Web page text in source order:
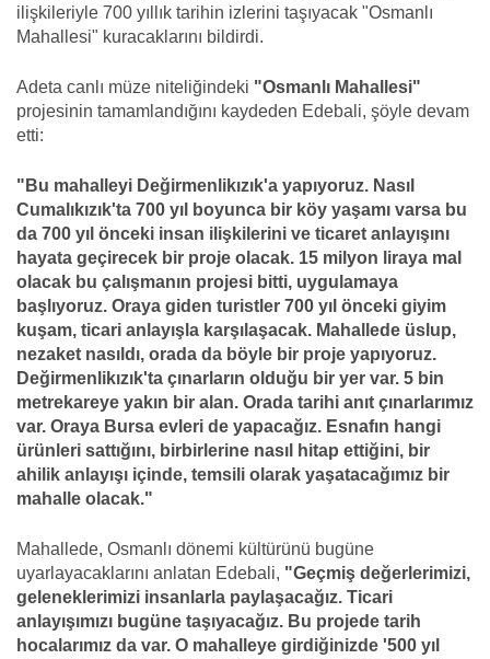
ilişkileriyle 700 yıllık tarihin izlerini taşıyacak "Osmanlı
Mahallesi" kuracaklarını bildirdi.
Adeta canlı müze niteliğindeki "Osmanlı Mahallesi"
projesinin tamamlandığını kaydeden Edebali, şöyle devam
etti:
"Bu mahalleyi Değirmenlikızık'a yapıyoruz. Nasıl
Cumalıkızık'ta 700 yıl boyunca bir köy yaşamı varsa bu
da 700 yıl önceki insan ilişkilerini ve ticaret anlayışını
hayata geçirecek bir proje olacak. 15 milyon liraya mal
olacak bu çalışmanın projesi bitti, uygulamaya
başlıyoruz. Oraya giden turistler 700 yıl önceki giyim
kuşam, ticari anlayışla karşılaşacak. Mahallede üslup,
nezaket nasıldı, orada da böyle bir proje yapıyoruz.
Değirmenlikızık'ta çınarların olduğu bir yer var. 5 bin
metrekareye yakın bir alan. Orada tarihi anıt çınarlarımız
var. Oraya Bursa evleri de yapacağız. Esnafın hangi
ürünleri sattığını, birbirlerine nasıl hitap ettiğini, bir
ahilik anlayışı içinde, temsili olarak yaşatacağımız bir
mahalle olacak."
Mahallede, Osmanlı dönemi kültürünü bugüne
uyarlayacaklarını anlatan Edebali, "Geçmiş değerlerimizi,
geleneklerimizi insanlarla paylaşacağız. Ticari
anlayışımızı bugüne taşıyacağız. Bu projede tarih
hocalarımız da var. O mahalleye girdiğinizde '500 yıl